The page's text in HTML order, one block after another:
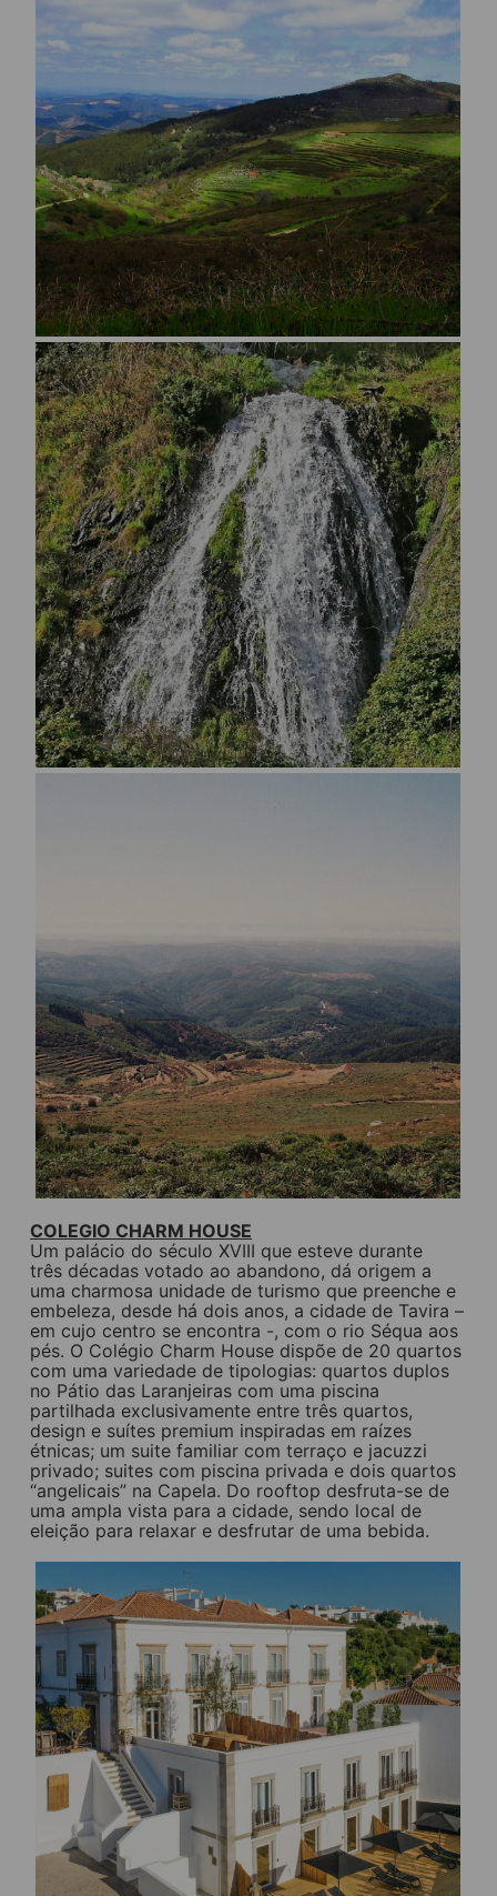
COLEGIO CHARM HOUSE
Um palácio do século XVIII que esteve durante
três décadas votado ao abandono, dá origem a
uma charmosa unidade de turismo que preenche e
embeleza, desde há dois anos, a cidade de Tavira –
em cujo centro se encontra -, com o rio Séqua aos
pés. O Colégio Charm House dispõe de 20 quartos
com uma variedade de tipologias: quartos duplos
no Pátio das Laranjeiras com uma piscina
partilhada exclusivamente entre três quartos,
design e suítes premium inspiradas em raízes
étnicas; um suite familiar com terraço e jacuzzi
privado; suites com piscina privada e dois quartos
“angelicais” na Capela. Do rooftop desfruta-se de
uma ampla vista para a cidade, sendo local de
eleição para relaxar e desfrutar de uma bebida.